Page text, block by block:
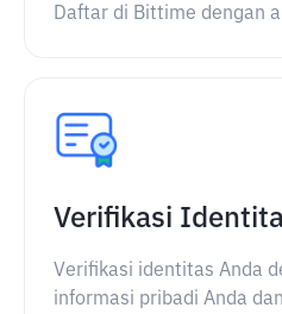
Daftar di Bittime dengan
Verifikasi
Verifikasi identitas Anda
informasi pribadi Anda